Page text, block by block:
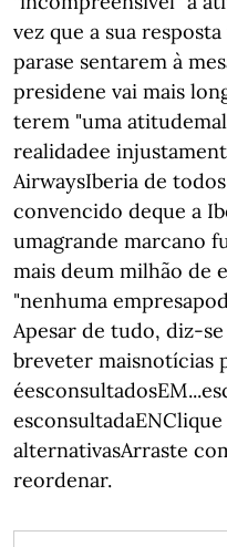
vez que a sua
parase sentarem à
presidene vai mais
terem "uma
realidadee
AirwaysIberia de
convencido deque a
umagrande marcano
mais deum milhão de
"nenhuma
Apesar de tudo, diz-
breveter maisnotícias
alternativasArraste
reordenar.